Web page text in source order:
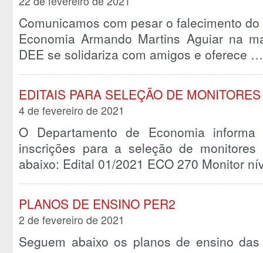
Comunicamos com pesar o falecimento
Economia Armando Martins Aguiar na
DEE se solidariza com amigos e oferece
EDITAIS PARA SELEÇÃO DE
4 de fevereiro de 2021
O Departamento de Economia
inscrições para a seleção de
abaixo: Edital 01/2021 ECO 270 Monitor
PLANOS DE ENSINO PER2
2 de fevereiro de 2021
Seguem abaixo os planos de ensino